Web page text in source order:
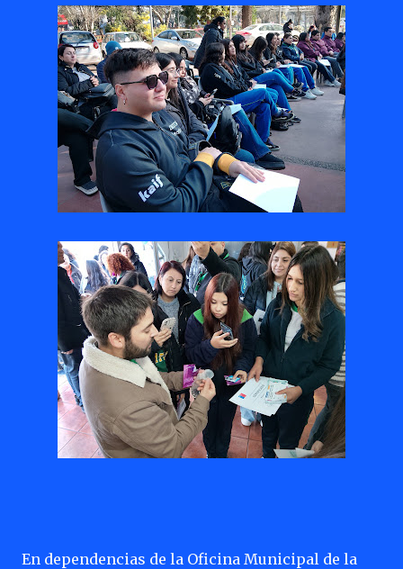
En dependencias de la Oficina Municipal de la